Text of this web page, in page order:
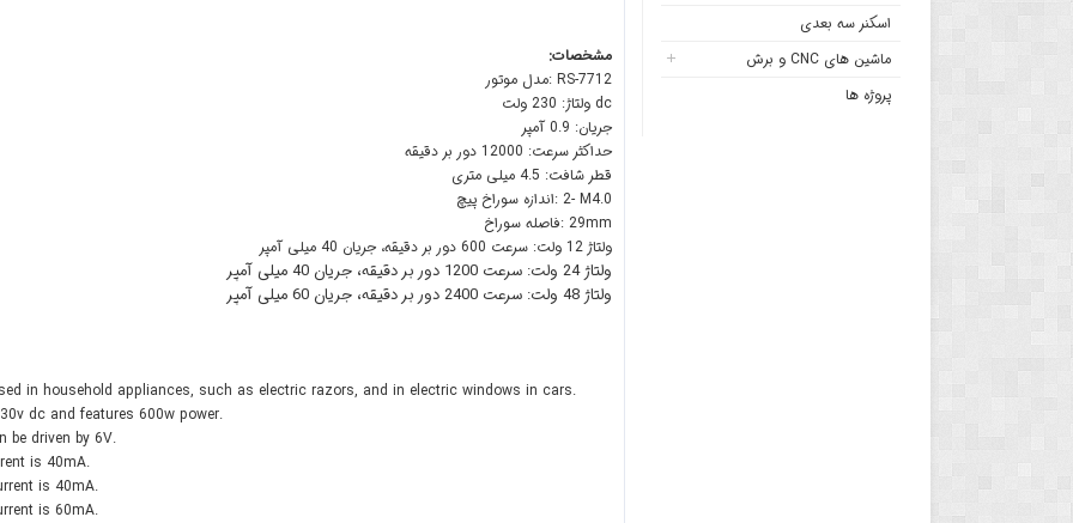
اسکنر سه بعدی
ماشین های CNC و برش
پروژه ها
:مشخصات
مدل موتور: RS-7712
ولتاژ: 230 ولت dc
جریان: 0.9 آمپر
حداکثر سرعت: 12000 دور بر دقیقه
قطر شافت: 4.5 میلی متری
اندازه سوراخ پیچ: 2- M4.0
فاصله سوراخ: 29mm
ولتاژ 12 ولت: سرعت 600 دور بر دقیقه، جریان 40 میلی آمپر
ولتاژ 24 ولت: سرعت 1200 دور بر دقیقه، جریان 40 میلی آمپر
ولتاژ 48 ولت: سرعت 2400 دور بر دقیقه، جریان 60 میلی آمپر
in household appliances, such as electric razors, and in electric windows in cars.
dc and features 600w power.
driven by 6V.
is 40mA.
is 40mA.
is 60mA.